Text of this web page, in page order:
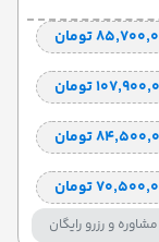
تومان
تومان
تومان
تومان
مشاوره و رزرو رایگان